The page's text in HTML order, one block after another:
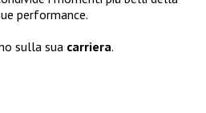
performance.
sulla sua carriera.